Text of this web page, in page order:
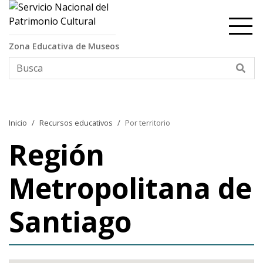
Contenido principal
Zona Educativa de Museos
Inicio Recursos educativos Por territorio
Región
Metropolitana de
Santiago